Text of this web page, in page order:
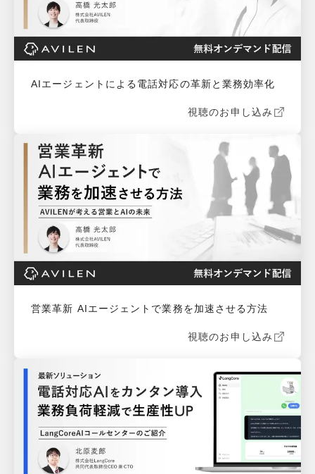
AIエージェントによる電話対応の革新と業務効率化
視聴のお申し込み
営業革新 AIエージェントで業務を加速させる方法
視聴のお申し込み